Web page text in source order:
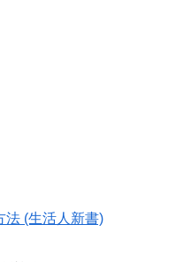
法 (生活人新書)